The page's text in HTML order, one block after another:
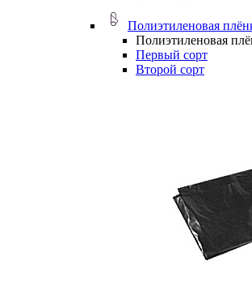
Полиэтиленовая
Полиэтиленовая
Первый сорт
Второй сорт